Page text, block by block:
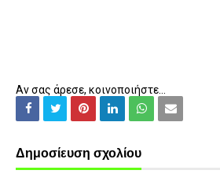
Αν σας άρεσε, κοινοποιήστε...
Δημοσίευση σχολίου